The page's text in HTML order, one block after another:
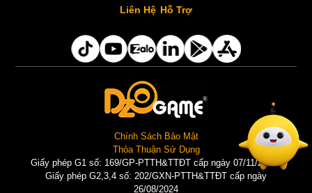
Liên Hệ Hỗ Trợ
Chính Sách Bảo Mật
Thỏa Thuận Sử Dụng
Giấy phép G1 số: 169/GP-PTTH&TTĐT cấp ngày 07/11/2025 |
Giấy phép G2,3,4 số: 202/GXN-PTTH&TTĐT cấp ngày
26/08/2024